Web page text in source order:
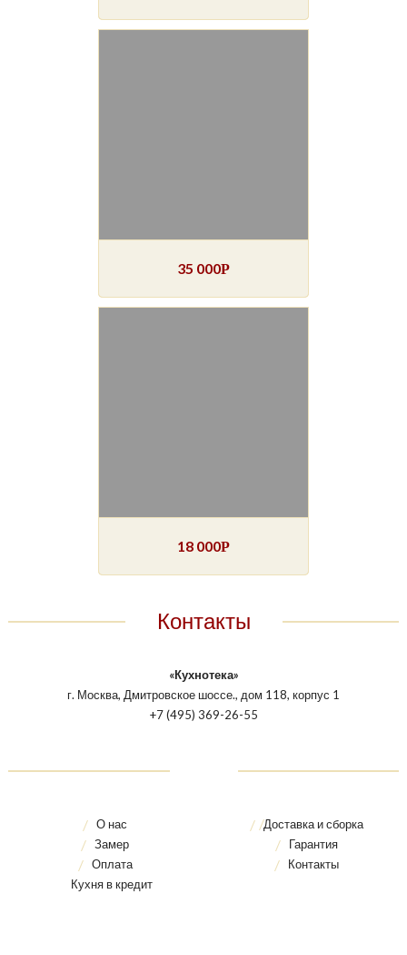
35 000Р
18 000Р
Контакты
«Кухнотека»
г. Москва, Дмитровское шоссе., дом 118, корпус 1
+7 (495) 369-26-55
О нас
Замер
Оплата
Кухня в кредит
Доставка и сборка
Гарантия
Контакты